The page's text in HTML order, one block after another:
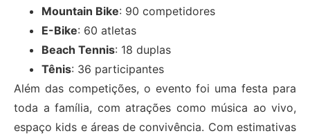
Mountain Bike: 90 competidores
E-Bike: 60 atletas
Beach Tennis: 18 duplas
Tênis: 36 participantes
Além das competições, o evento foi uma festa para
toda a família, com atrações como música ao vivo,
espaço kids e áreas de convivência. Com estimativas